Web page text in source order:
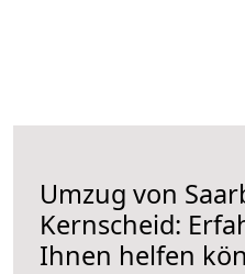
Umzug von
Kernscheid:
Ihnen helfen